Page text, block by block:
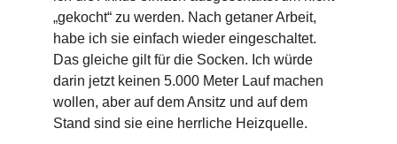
„gekocht“ zu werden. Nach getaner Arbeit,
habe ich sie einfach wieder eingeschaltet.
Das gleiche gilt für die Socken. Ich würde
darin jetzt keinen 5.000 Meter Lauf machen
wollen, aber auf dem Ansitz und auf dem
Stand sind sie eine herrliche Heizquelle.